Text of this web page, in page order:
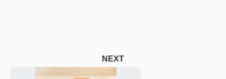
NEXT